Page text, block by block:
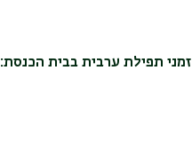
זמני תפילת ערבית בבית הכנסת: